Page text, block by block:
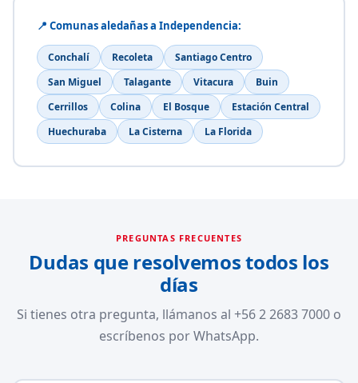
📍 Comunas aledañas a Independencia:
Conchalí Recoleta
Santiago Centro
San Miguel
Talagante Vitacura
Buin
Cerrillos
Colina El Bosque
Estación Central
Huechuraba
La Cisterna La Florida
PREGUNTAS FRECUENTES
Dudas que resolvemos todos los
días
Si tienes otra pregunta, llámanos al +56 2 2683 7000 o
escríbenos por WhatsApp.